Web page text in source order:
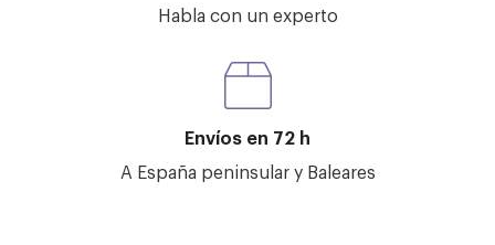
Habla con un experto
Envíos en 72 h
A España peninsular y Baleares